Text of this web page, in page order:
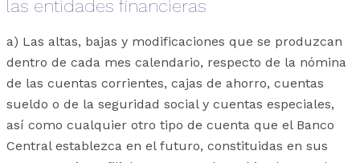
las entidades financieras
a) Las altas, bajas y modificaciones que se produzcan
dentro de cada mes calendario, respecto de la nómina
de las cuentas corrientes, cajas de ahorro, cuentas
sueldo o de la seguridad social y cuentas especiales,
así como cualquier otro tipo de cuenta que el Banco
Central establezca en el futuro, constituidas en sus